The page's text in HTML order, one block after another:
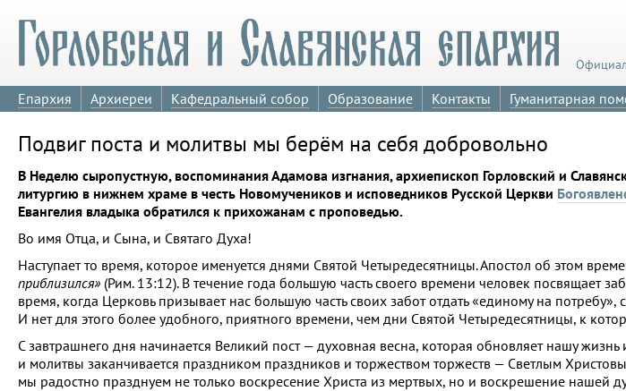
Епархия Архиереи Кафедральный собор Образование Контакты Гуманитарная
Подвиг поста и молитвы мы берём на себя добровольно
В Неделю сыропустную, воспоминания Адамова изгнания, архиепископ Горловский и
литургию в нижнем храме в честь Новомучеников и исповедников Русской Церкви
Евангелия владыка обратился к прихожанам с проповедью.
Во имя Отца, и Сына, и Святаго Духа!
Наступает то время, которое именуется днями Святой Четыредесятницы. Апостол об этом
приблизился»(Рим. 13:12). В течение года большую часть своего времени человек посвящает
время, когда Церковь призывает нас большую часть своих забот отдать «единому на
И нет для этого более удобного, приятного времени, чем дни Святой Четыредесятницы, к
С завтрашнего дня начинается Великий пост — духовная весна, которая обновляет нашу
и молитвы заканчивается праздником праздников и торжеством торжеств — Светлым
мы радостно празднуем не только воскресение Христа из мертвых, но и воскрешение нашей